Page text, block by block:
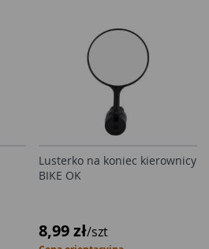
Lusterko na koniec kierownicy
BIKE OK
8,99 zł/szt